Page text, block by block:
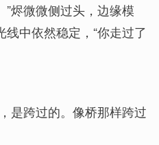
”烬微微侧过头，边缘模
中依然稳定，“你走过了
是跨过的。像桥那样跨过